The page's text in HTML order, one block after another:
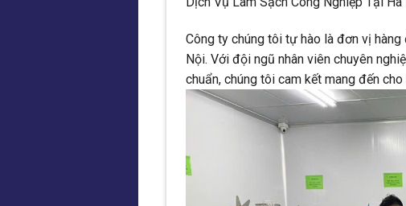
Công ty chúng tôi tự hào là đơn vị
Nội. Với đội ngũ nhân viên chuyên
chuẩn, chúng tôi cam kết mang đến